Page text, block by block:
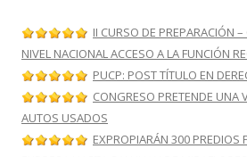
II CURSO DE PREPARACIÓN
NIVEL NACIONAL ACCESO A LA FUNCIÓN
PUCP: POST TÍTULO EN
CONGRESO PRETENDE UNA
AUTOS USADOS
EXPROPIARÁN 300 PREDIOS